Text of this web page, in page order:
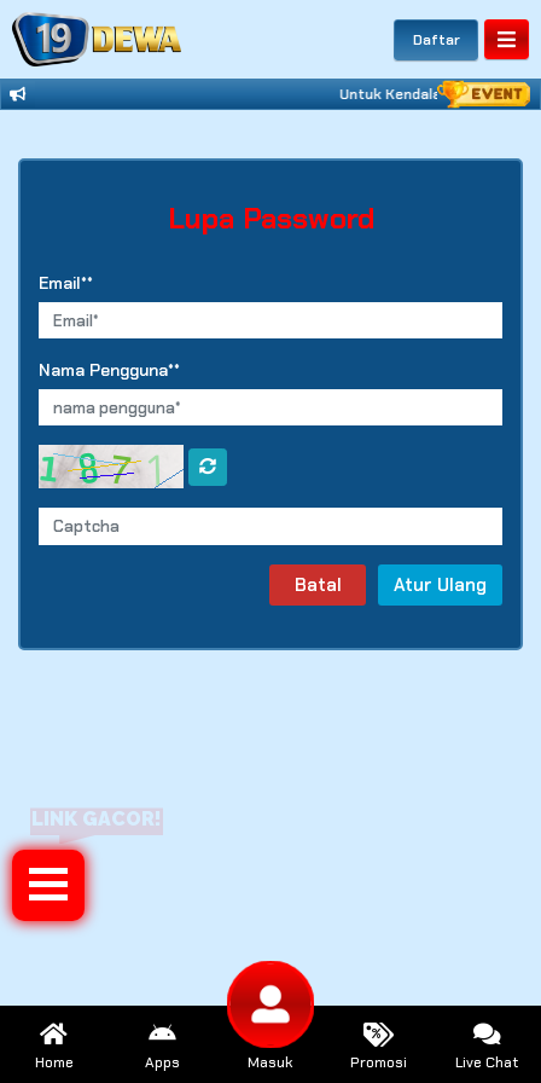
Daftar
Untuk Kendala Login Bisa
Lupa Password
Email**
Nama Pengguna**
Batal Atur Ulang
Home Apps Masuk Promosi Live Chat
LINK GACOR!